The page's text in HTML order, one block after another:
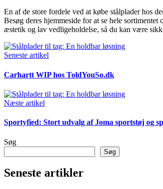
En af de store fordele ved at købe stålplader hos
Besøg deres hjemmeside for at se hele
æstetik og lav vedligeholdelse, så du kan være
Seneste artikel
Carhartt WIP hos ToldYouSo.dk
Næste artikel
Sportyfied: Stort udvalg af Joma sportstøj og
Søg
Søg
Seneste artikler